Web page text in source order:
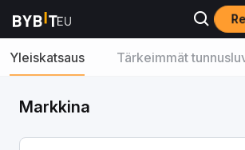
Yleiskatsaus Tärkeimmät
Markkina